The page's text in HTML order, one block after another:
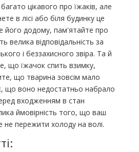
цікавого про їжаків, але
в лісі або біля будинку це
його додому, пам'ятайте про
велика відповідальність за
і беззахисного звіра. Та й
що їжачок спить взимку,
що тварина зовсім мало
що воно недостатньо набрало
входженням в стан
ймовірність того, що ваш
не пережити холоду на волі.